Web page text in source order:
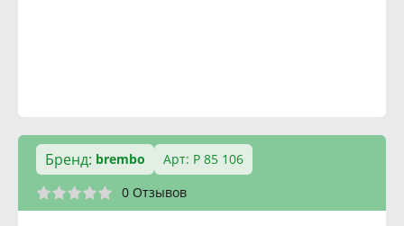
Бренд: brembo
Арт: P 85 106
0 Отзывов